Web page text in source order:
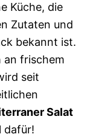
Küche, die
Zutaten und
bekannt ist.
an frischem
seit
Salat
dafür!